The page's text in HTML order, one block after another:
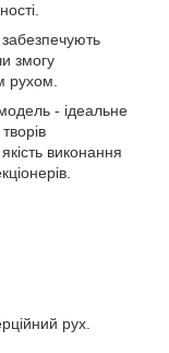
забезпечують
змогу
рухом.
- ідеальне
виконання
рух.